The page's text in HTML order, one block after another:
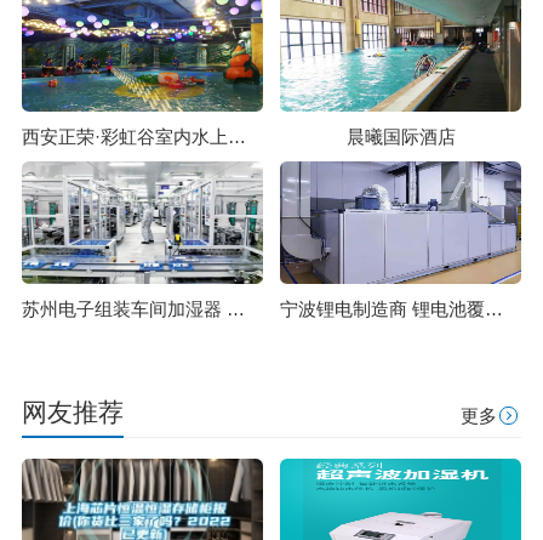
西安正荣·彩虹谷室内水上乐园 晨曦国际酒店
苏州电子组装车间加湿器 加湿快防静电不沾湿 宁波锂电制造商 锂电池覆膜生产车间除湿项目
网友推荐 更多